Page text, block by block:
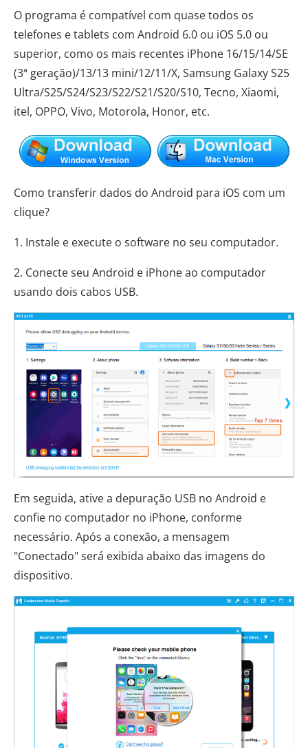
O programa é compatível com quase todos os
telefones e tablets com Android 6.0 ou iOS 5.0 ou
superior, como os mais recentes iPhone 16/15/14/SE
(3ª geração)/13/13 mini/12/11/X, Samsung Galaxy S25
Ultra/S25/S24/S23/S22/S21/S20/S10, Tecno, Xiaomi,
itel, OPPO, Vivo, Motorola, Honor, etc.
Como transferir dados do Android para iOS com um
clique?
1. Instale e execute o software no seu computador.
2. Conecte seu Android e iPhone ao computador
usando dois cabos USB.
Em seguida, ative a depuração USB no Android e
confie no computador no iPhone, conforme
necessário. Após a conexão, a mensagem
"Conectado" será exibida abaixo das imagens do
dispositivo.